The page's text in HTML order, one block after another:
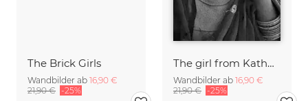
The Brick Girls
Wandbilder ab 16,90 €
21,90 € -25%
The girl from Kathmandu
Wandbilder ab 16,90 €
21,90 € -25%